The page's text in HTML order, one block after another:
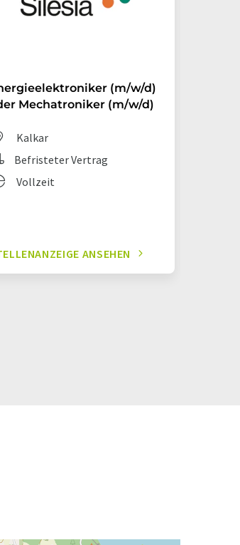
(m/w/d)
Mechatroniker (m/w/d)
Kalkar
Befristeter Vertrag
Vollzeit
ANSEHEN